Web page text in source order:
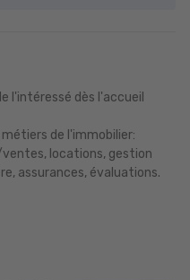
l'intéressé dès l'accueil
de l'immobilier:
locations, gestion
assurances, évaluations.